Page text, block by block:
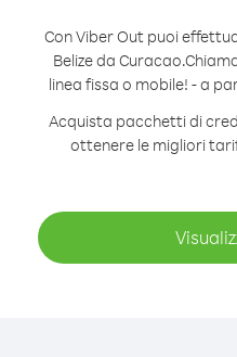
Con Viber Out puoi
Belize da Curacao.
linea fissa o mobile! - a
Acquista pacchetti di
ottenere le migliori